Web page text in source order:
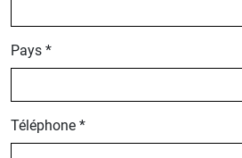
Pays *
Téléphone *